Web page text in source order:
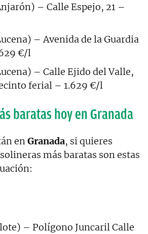
– Calle Espejo, 21 –
– Avenida de la Guardia
€/l
– Calle Ejido del Valle,
ferial – 1.629 €/l
baratas hoy en Granada
enGranada, si quieres
más baratas son estas
– Polígono Juncaril Calle